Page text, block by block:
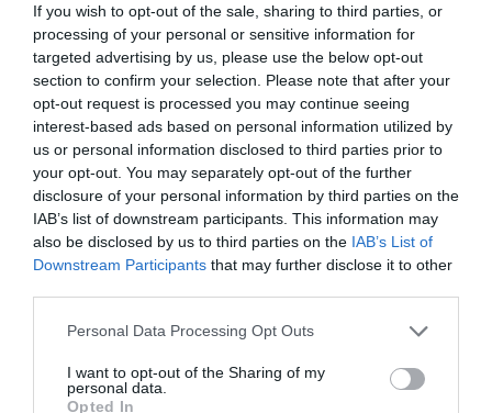
If you wish to opt-out of the sale, sharing to third parties, or
processing of your personal or sensitive information for
targeted advertising by us, please use the below opt-out
section to confirm your selection. Please note that after your
opt-out request is processed you may continue seeing
interest-based ads based on personal information utilized by
us or personal information disclosed to third parties prior to
your opt-out. You may separately opt-out of the further
disclosure of your personal information by third parties on the
IAB’s list of downstream participants. This information may
also be disclosed by us to third parties on the IAB’s List of
Downstream Participants that may further disclose it to other
Please note that this website/app uses one or more Google
not limited to your visit or usage behaviour. You may click to
grant or deny consent to Google and its third-party tags to
Personal Data Processing Opt Outs
I want to opt-out of the Sharing of my
personal data.
Opted In
robotot megtanítana beszélni úgy, mint
ahogyan a szavakat használjuk az
egymással való kommunikációhoz
- magyarázta Michael Delcore MI-prompt mérnök és frontend
fejlesztő.
Mivel elsősorban nyelvi készségekre van szükség az interaktív
mesterséges intelligencia használatához, ezért az ilyen állásokra
filozófiából szereztek diplomát.
böngésző